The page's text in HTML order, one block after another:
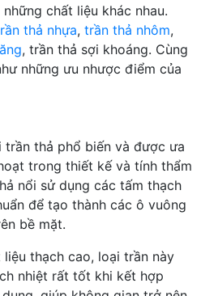
chất liệu khác nhau.
thả nhựa, trần thả nhôm,
, trần thả sợi khoáng. Cùng
những ưu nhược điểm của
trần thả phổ biến và được ưa
trong thiết kế và tính thẩm
nổi sử dụng các tấm thạch
để tạo thành các ô vuông
bề mặt.
thạch cao, loại trần này
nhiệt rất tốt khi kết hợp